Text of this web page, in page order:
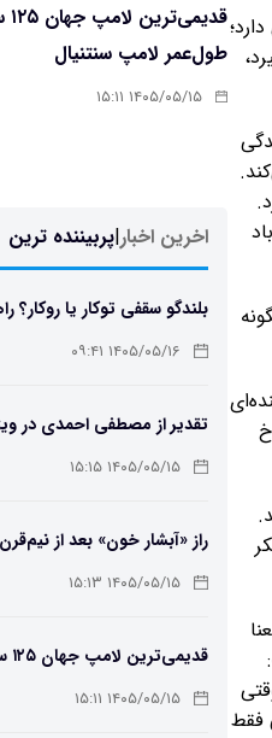
فقط
طول‌عمر لامپ سنتنیال
۱۴۰۵/۰۵/۱۵ ۱۵:۱۱
اخرین اخبار|پربیننده ترین
بلندگو سقفی توکار یا روکار؟
معایب و انتخاب بهترین مدل
۱۴۰۵/۰۵/۱۶ ۰۹:۴۱
تقدیر از مصطفی احمدی در
۱۴۰۵/۰۵/۱۵ ۱۵:۱۵
راز «آبشار خون» بعد از
۱۴۰۵/۰۵/۱۵ ۱۵:۱۳
طول‌عمر لامپ سنتنیال
۱۴۰۵/۰۵/۱۵ ۱۵:۱۱